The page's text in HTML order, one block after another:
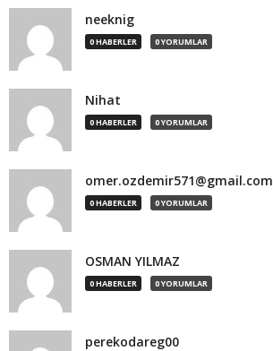
neeknig
0 HABERLER 0 YORUMLAR
Nihat
0 HABERLER 0 YORUMLAR
omer.ozdemir571@gmail.com
0 HABERLER 0 YORUMLAR
OSMAN YILMAZ
0 HABERLER 0 YORUMLAR
perekodareg00